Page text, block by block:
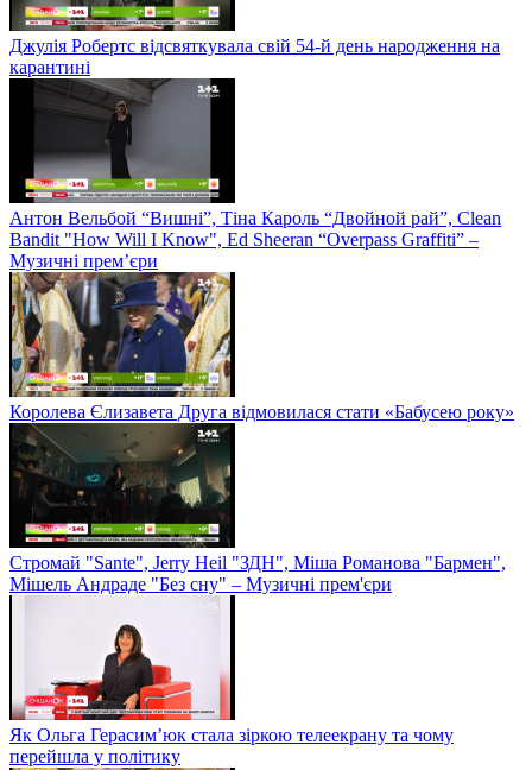
Джулія Робертс відсвяткувала свій 54-й день народження на
карантині
Антон Вельбой “Вишні”, Тіна Кароль “Двойной рай”, Clean
Bandit "How Will I Know", Ed Sheeran “Overpass Graffiti” –
Музичні прем’єри
Королева Єлизавета Друга відмовилася стати «Бабусею року»
Стромай "Sante", Jerry Heil "ЗДН", Міша Романова "Бармен",
Мішель Андраде "Без сну" – Музичні прем'єри
Як Ольга Герасим’юк стала зіркою телеекрану та чому
перейшла у політику